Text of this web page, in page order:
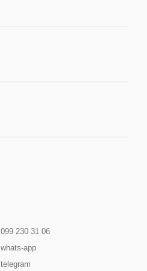
099 230 31 06
whats-app
telegram